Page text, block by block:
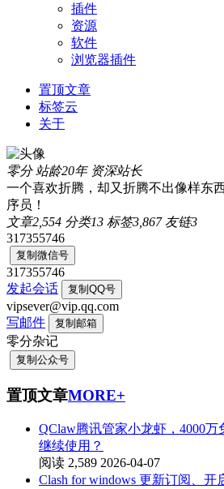
插件
资源
软件
浏览器插件
置顶文章
标签云
关于
零分 站龄20年 资深站长
一个喜欢折腾，却又折腾不出像样东
序员！
文章2,554 分类13 标签3,867 友链3
317355746
复制微信号
317355746
发起会话
复制QQ号
vipsever@vip.qq.com
写邮件
复制邮箱
零分杂记
复制公众号
置顶文章MORE+
QClaw腾讯管家小龙虾，4000万
继续使用？
阅读 2,589 2026-04-07
Clash for windows 更新订阅、